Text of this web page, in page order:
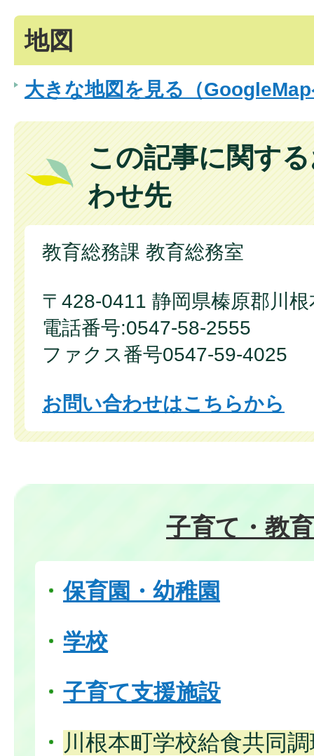
地図
大きな地図を見る（
この記事に関す
わせ先
教育総務課 教育総務室
〒428-0411 静岡県榛原郡川
電話番号:0547-58-2555
ファクス番号0547-59-4025
お問い合わせはこちらから
子育て・教
保育園・幼稚園
学校
子育て支援施設
川根本町学校給食共同